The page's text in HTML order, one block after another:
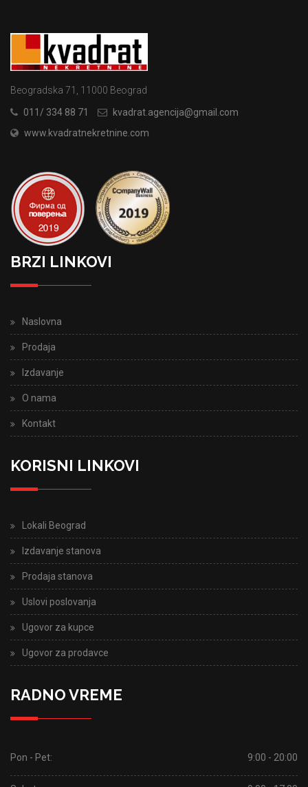
Beogradska 71, 11000 Beograd
011/ 334 88 71
kvadrat.agencija@gmail.com
www.kvadratnekretnine.com
BRZI LINKOVI
Naslovna
Prodaja
Izdavanje
O nama
Kontakt
KORISNI LINKOVI
Lokali Beograd
Izdavanje stanova
Prodaja stanova
Uslovi poslovanja
Ugovor za kupce
Ugovor za prodavce
RADNO VREME
Pon - Pet: 9:00 - 20:00